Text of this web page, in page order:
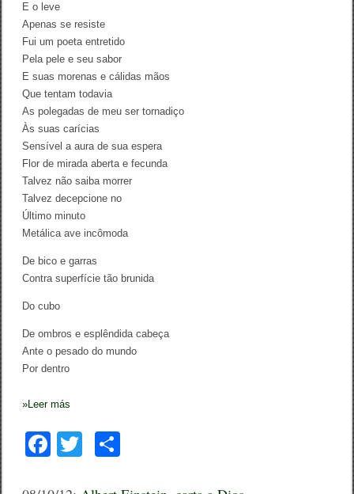
E o leve
Apenas se resiste
Fui um poeta entretido
Pela pele e seu sabor
E suas morenas e cálidas mãos
Que tentam todavia
As polegadas de meu ser tornadiço
Às suas carícias
Sensível a aura de sua espera
Flor de mirada aberta e fecunda
Talvez não saiba morrer
Talvez decepcione no
Último minuto
Metálica ave incômoda
De bico e garras
Contra superfície tão brunida
Do cubo
De ombros e esplêndida cabeça
Ante o pesado do mundo
Por dentro
»Leer más
F